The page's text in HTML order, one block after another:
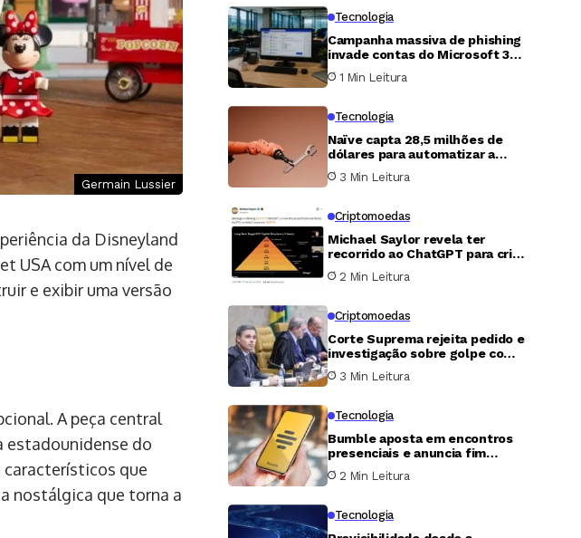
Germain Lussier
da Disneyland
USA com um nível de
e exibir uma versão
A peça central
estadounidense do
característicos que
nostálgica que torna a
Tecnologia
Campanha massiva de phishing
invade contas do Microsoft 365
para roubar mensagens sobre
folha de pagamento e finanças
1 Min Leitura
Tecnologia
Naïve capta 28,5 milhões de
dólares para automatizar a
criação e operação de
empresas com agentes de
3 Min Leitura
Criptomoedas
Michael Saylor revela ter
recorrido ao ChatGPT para criar
modelo de ações preferenciais
da Strategy e captar US$ 15
2 Min Leitura
Criptomoedas
Corte Suprema rejeita pedido e
investigação sobre golpe com
bitcoin segue aberta
3 Min Leitura
Tecnologia
Bumble aposta em encontros
presenciais e anuncia fim
gradual do swipe
2 Min Leitura
Tecnologia